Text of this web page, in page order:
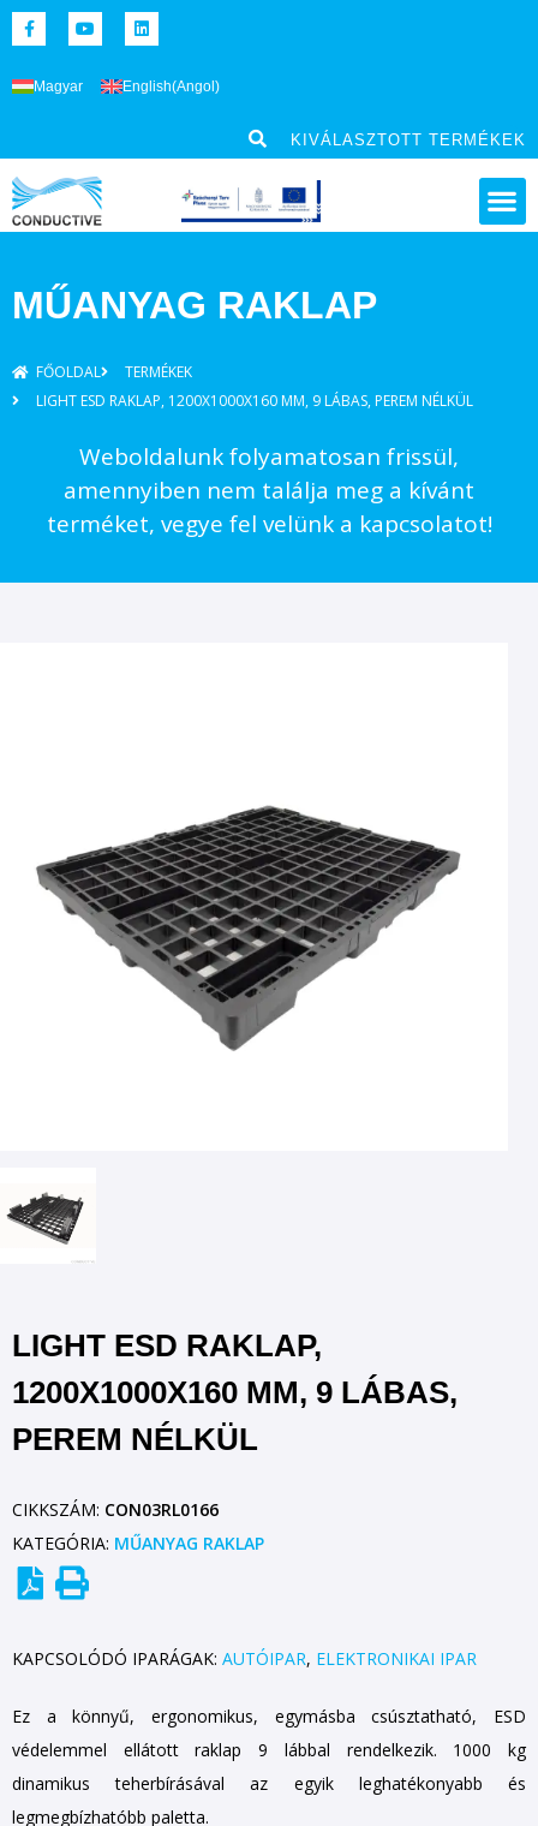
Magyar English(Angol )
KIVÁLASZTOTT TERMÉKEK
MŰANYAG RAKLAP
FŐOLDAL
TERMÉKEK
LIGHT ESD RAKLAP, 1200X1000X160 MM, 9 LÁBAS, PEREM NÉLKÜL
Weboldalunk folyamatosan frissül,
amennyiben nem találja meg a kívánt
terméket, vegye fel velünk a kapcsolatot!
LIGHT ESD RAKLAP,
1200X1000X160 MM, 9 LÁBAS,
PEREM NÉLKÜL
CIKKSZÁM: CON03RL0166
KATEGÓRIA: MŰANYAG RAKLAP
KAPCSOLÓDÓ IPARÁGAK: AUTÓIPAR, ELEKTRONIKAI IPAR
Ez a könnyű, ergonomikus, egymásba csúsztatható, ESD
védelemmel ellátott raklap 9 lábbal rendelkezik. 1000 kg
dinamikus teherbírásával az egyik leghatékonyabb és
legmegbízhatóbb paletta.